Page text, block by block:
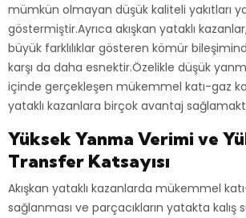
mümkün olmayan düşük kaliteli yakıtları
göstermiştir.Ayrıca akışkan yataklı
büyük farklılıklar gösteren kömür
karşı da daha esnektir.Özelikle düşük
içinde gerçekleşen mükemmel katı-gaz
yataklı kazanlara birçok avantaj
Yüksek Yanma Verimi ve
Transfer Katsayısı
Akışkan yataklı kazanlarda mükemmel katı-
sağlanması ve parçacıkların yatakta kalış